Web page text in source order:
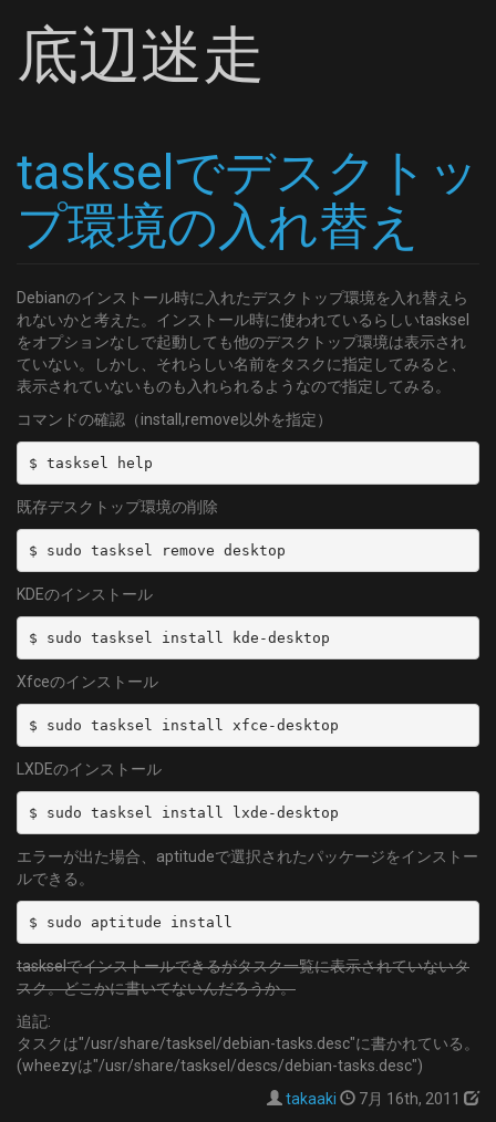
底辺迷走
taskselでデスクトッ
プ環境の入れ替え
Debianのインストール時に入れたデスクトップ環境を入れ替えら
れないかと考えた。インストール時に使われているらしいtasksel
をオプションなしで起動しても他のデスクトップ環境は表示され
ていない。しかし、それらしい名前をタスクに指定してみると、
表示されていないものも入れられるようなので指定してみる。
コマンドの確認（install,remove以外を指定）
$ tasksel help
既存デスクトップ環境の削除
$ sudo tasksel remove desktop
KDEのインストール
$ sudo tasksel install kde-desktop
Xfceのインストール
$ sudo tasksel install xfce-desktop
LXDEのインストール
$ sudo tasksel install lxde-desktop
エラーが出た場合、aptitudeで選択されたパッケージをインストー
ルできる。
$ sudo aptitude install
taskselでインストールできるがタスク一覧に表示されていないタ
スク。どこかに書いてないんだろうか。
追記:
タスクは"/usr/share/tasksel/debian-tasks.desc"に書かれている。
(wheezyは"/usr/share/tasksel/descs/debian-tasks.desc")
takaaki
7月 16th, 2011